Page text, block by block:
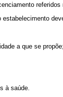
a que se propõe;
à saúde.